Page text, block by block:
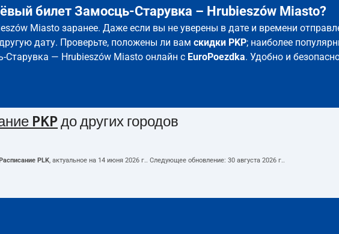
билет Замосць-Старувка – Hrubieszów Miasto?
Miasto заранее. Даже если вы не уверены в дате и времени
дату. Проверьте, положены ли вам скидки PKP; наиболее
Старувка — Hrubieszów Miasto онлайн с EuroPoezdka. Удобно и
PKP до других городов
PLK, актуальное на 14 июня 2026 г.. Следующее обновление: 30 августа 2026 г..